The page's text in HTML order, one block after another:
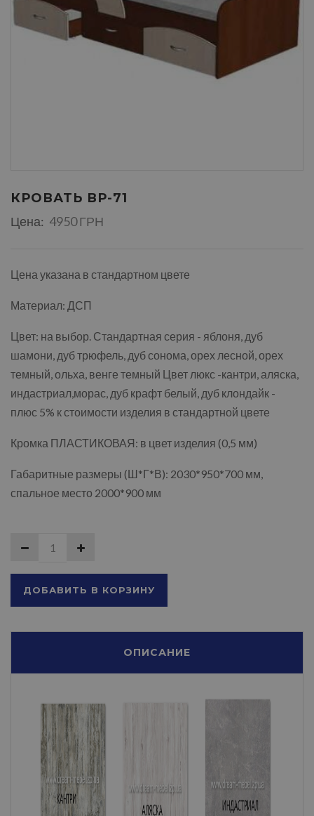
КРОВАТЬ ВР-71
Цена: 4950 ГРН
Цена указана в стандартном цвете
Материал: ДСП
Цвет: на выбор. Стандартная серия - яблоня, дуб
шамони, дуб трюфель, дуб сонома, орех лесной, орех
темный, ольха, венге темный Цвет люкс -кантри, аляска,
индастриал,морас, дуб крафт белый, дуб клондайк -
плюс 5% к стоимости изделия в стандартной цвете
Кромка ПЛАСТИКОВАЯ: в цвет изделия (0,5 мм)
Габаритные размеры (Ш*Г*В): 2030*950*700 мм,
спальное место 2000*900 мм
ДОБАВИТЬ В КОРЗИНУ
ОПИСАНИЕ